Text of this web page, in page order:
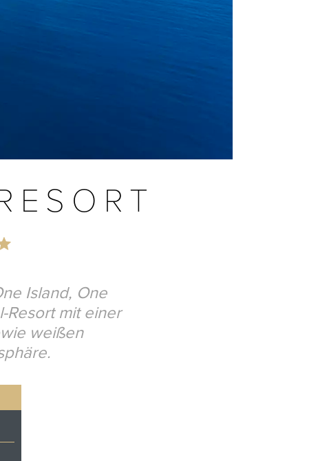
Island, One
Resort mit einer
weißen